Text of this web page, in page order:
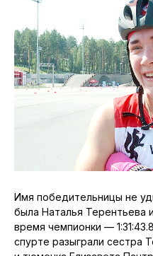
Имя победительницы не
была Наталья Терентьева
время чемпионки —
спурте разыграли сестра